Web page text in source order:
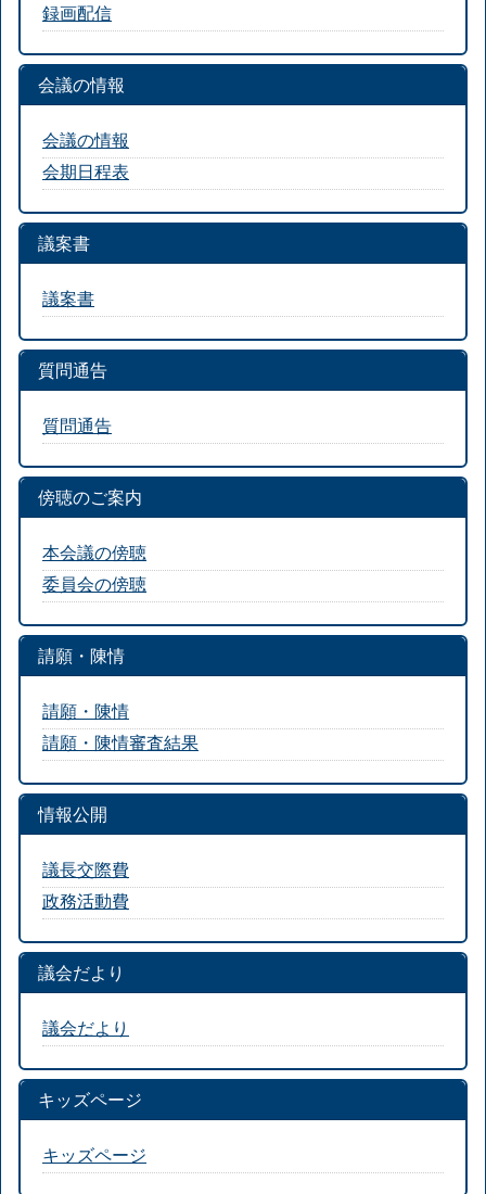
録画配信
会議の情報
会議の情報
会期日程表
議案書
議案書
質問通告
質問通告
傍聴のご案内
本会議の傍聴
委員会の傍聴
請願・陳情
請願・陳情
請願・陳情審査結果
情報公開
議長交際費
政務活動費
議会だより
議会だより
キッズページ
キッズページ